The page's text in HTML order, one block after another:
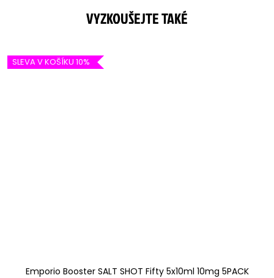
SLEVA V KOŠÍKU 10%
Emporio Booster SALT SHOT Fifty 5x10ml 10mg 5PACK